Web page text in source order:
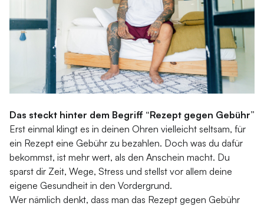
Das steckt hinter dem Begriff “Rezept gegen Gebühr”
Erst einmal klingt es in deinen Ohren vielleicht seltsam, für
ein Rezept eine Gebühr zu bezahlen. Doch was du dafür
bekommst, ist mehr wert, als den Anschein macht. Du
sparst dir Zeit, Wege, Stress und stellst vor allem deine
eigene Gesundheit in den Vordergrund.
Wer nämlich denkt, dass man das Rezept gegen Gebühr